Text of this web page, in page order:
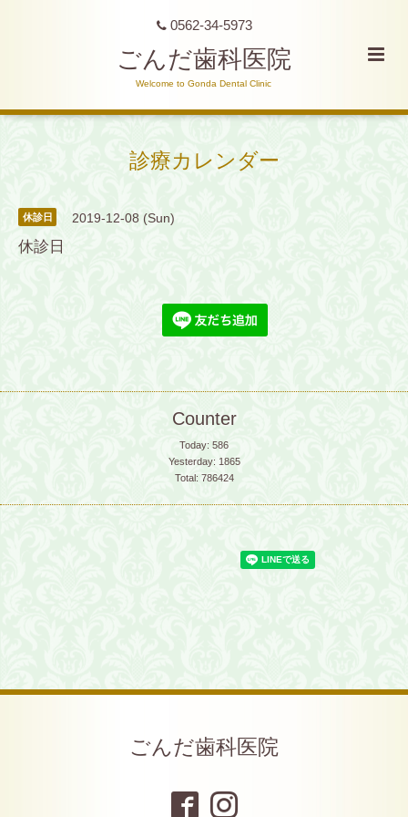
0562-34-5973
ごんだ歯科医院
Welcome to Gonda Dental Clinic
診療カレンダー
休診日 2019-12-08 (Sun)
休診日
Counter
Today: 586
Yesterday: 1865
Total: 786424
ごんだ歯科医院